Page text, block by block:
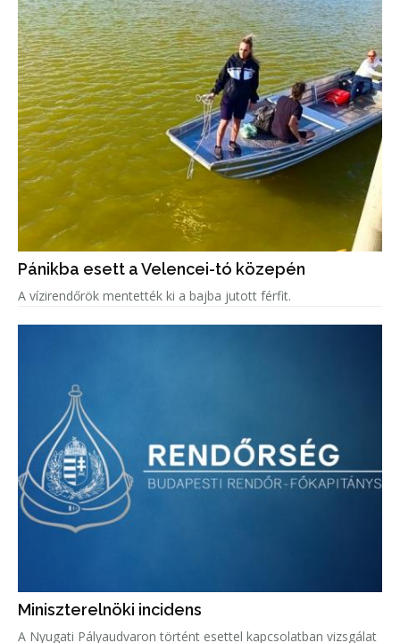
Pánikba esett a Velencei-tó közepén
A vízirendőrök mentették ki a bajba jutott férfit.
Miniszterelnöki incidens
A Nyugati Pályaudvaron történt esettel kapcsolatban vizsgálat